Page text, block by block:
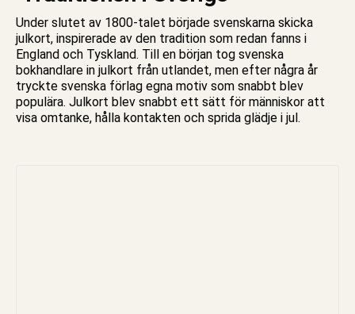
Under slutet av 1800-talet började svenskarna skicka
julkort, inspirerade av den tradition som redan fanns i
England och Tyskland. Till en början tog svenska
bokhandlare in julkort från utlandet, men efter några år
tryckte svenska förlag egna motiv som snabbt blev
populära. Julkort blev snabbt ett sätt för människor att
visa omtanke, hålla kontakten och sprida glädje i jul .